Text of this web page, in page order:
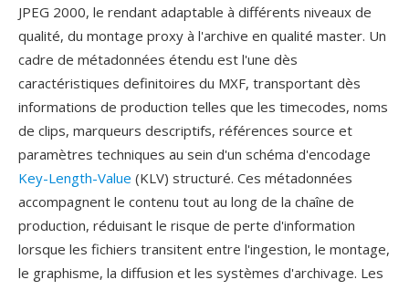
JPEG 2000, le rendant adaptable à différents niveaux de
qualité, du montage proxy à l'archive en qualité master. Un
cadre de métadonnées étendu est l'une dès
caractéristiques definitoires du MXF, transportant dès
informations de production telles que les timecodes, noms
de clips, marqueurs descriptifs, références source et
paramètres techniques au sein d'un schéma d'encodage
Key-Length-Value (KLV) structuré. Ces métadonnées
accompagnent le contenu tout au long de la chaîne de
production, réduisant le risque de perte d'information
lorsque les fichiers transitent entre l'ingestion, le montage,
le graphisme, la diffusion et les systèmes d'archivage. Les